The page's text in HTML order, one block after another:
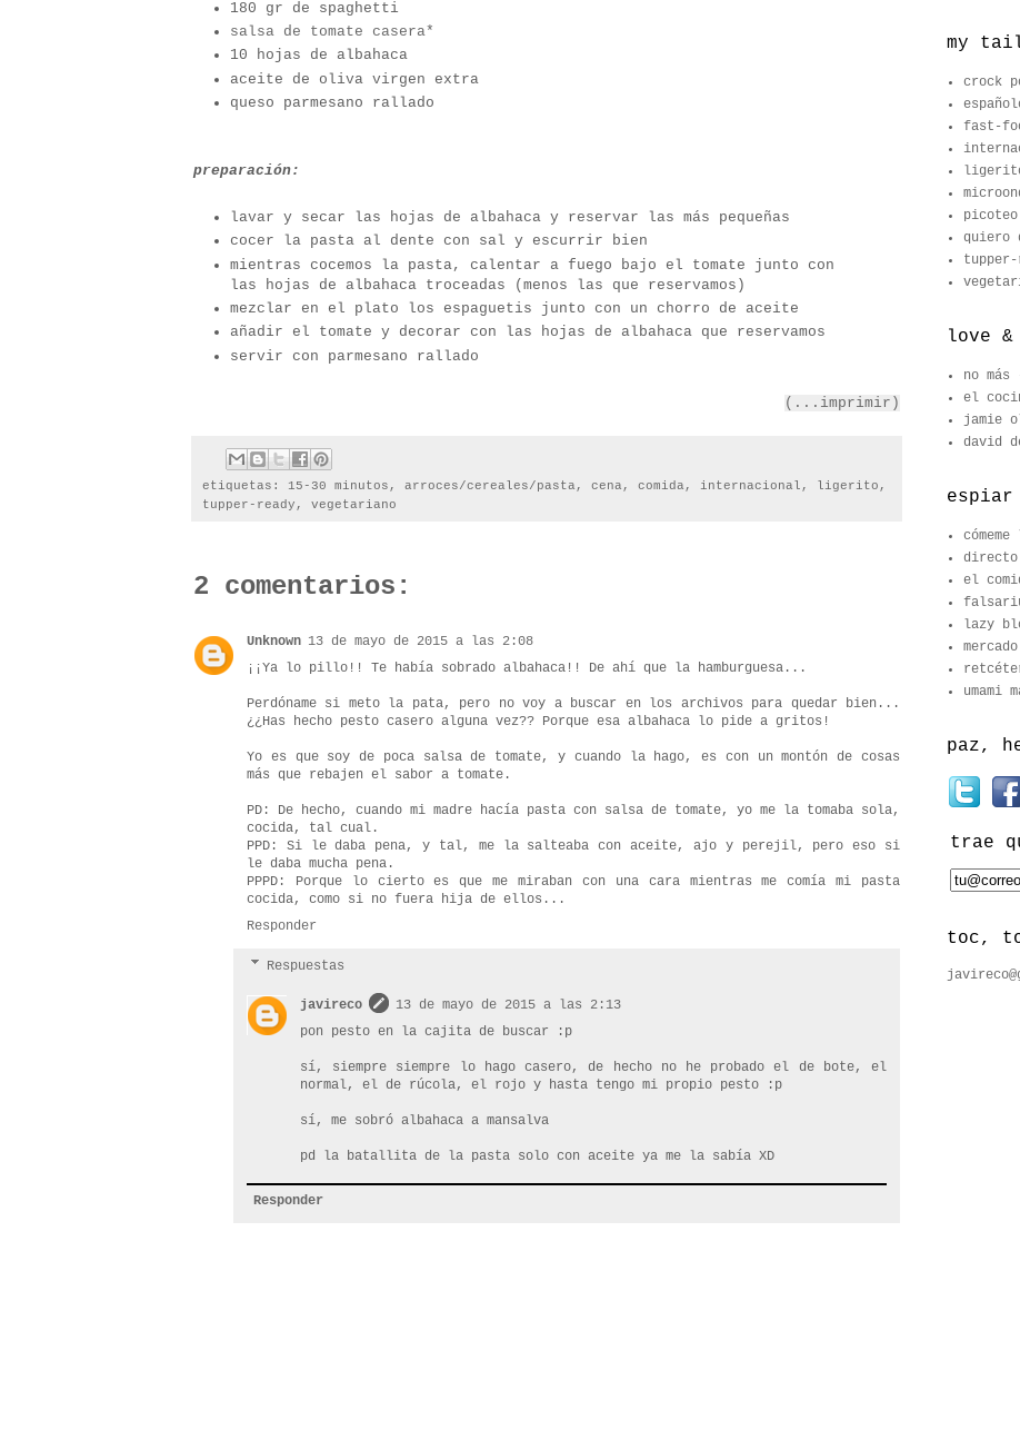
180 gr de spaghetti
salsa de tomate casera*
10 hojas de albahaca
aceite de oliva virgen extra
queso parmesano rallado
preparación:
lavar y secar las hojas de albahaca y reservar las más pequeñas
cocer la pasta al dente con sal y escurrir bien
mientras cocemos la pasta, calentar a fuego bajo el tomate junto con
las hojas de albahaca troceadas (menos las que reservamos)
mezclar en el plato los espaguetis junto con un chorro de aceite
añadir el tomate y decorar con las hojas de albahaca que reservamos
servir con parmesano rallado
(...imprimir)
etiquetas: 15-30 minutos , arroces/cereales/pasta , cena , comida , internacional , ligerito ,
tupper-ready , vegetariano
2 comentarios:
Unknown 13 de mayo de 2015 a las 2:08
¡¡Ya lo pillo!! Te había sobrado albahaca!! De ahí que la hamburguesa...
Perdóname si meto la pata, pero no voy a buscar en los archivos para quedar bien...
¿¿Has hecho pesto casero alguna vez?? Porque esa albahaca lo pide a gritos!
Yo es que soy de poca salsa de tomate, y cuando la hago, es con un montón de cosas
más que rebajen el sabor a tomate.
PD: De hecho, cuando mi madre hacía pasta con salsa de tomate, yo me la tomaba sola,
cocida, tal cual.
PPD: Si le daba pena, y tal, me la salteaba con aceite, ajo y perejil, pero eso si
le daba mucha pena.
PPPD: Porque lo cierto es que me miraban con una cara mientras me comía mi pasta
cocida, como si no fuera hija de ellos...
Responder
Respuestas
javireco
13 de mayo de 2015 a las 2:13
pon pesto en la cajita de buscar :p
sí, siempre siempre lo hago casero, de hecho no he probado el de bote, el
normal, el de rúcola, el rojo y hasta tengo mi propio pesto :p
sí, me sobró albahaca a mansalva
pd la batallita de la pasta solo con aceite ya me la sabía XD
Responder
my
crock
fast-
picoteo
quiero
tupper-
love &
no más
el
jamie
david
el
lazy
umami
paz,
trae
toc,